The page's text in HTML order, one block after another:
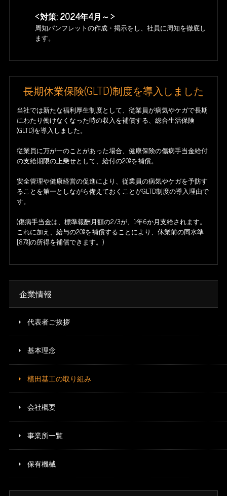
対策: 2024年4月～
周知パンフレットの作成・掲示をし、社員に周知を徹底し
ます。
長期休業保険(GLTD)制度を導入しました
当社では新たな福利厚生制度として、従業員が病気やケガで長期
にわたり働けなくなった時の収入を補償する、総合生活保険
(GLTD)を導入しました。
従業員に万が一のことがあった場合、健康保険の傷病手当金給付
の支給期限の上乗せとして、給付の20%を補償。
安全管理や健康経営の促進により、従業員の病気やケガを予防す
ることを第一としながら備えておくことがGLTD制度の導入理由で
す。
(傷病手当金は、標準報酬月額の2/3が、1年6か月支給されます。
これに加え、給与の20%を補償することにより、休業前の同水準
[87%]の所得を補償できます。)
企業情報
代表者ご挨拶
基本理念
植田基工の取り組み
会社概要
事業所一覧
保有機械